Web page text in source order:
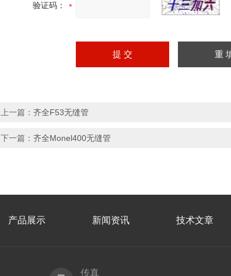
验证码：
上一篇： 齐全F53无缝管
下一篇： 齐全Monel400无缝管
产品展示 新闻资讯 技术文章
传真